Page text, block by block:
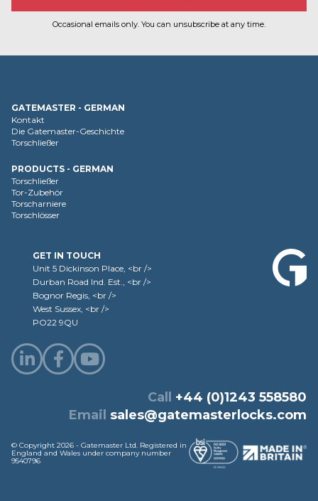
Occasional emails only. You can unsubscribe at any time.
GATEMASTER - GERMAN
Kontakt
Die Gatemaster-Geschichte
Torschließer
PRODUCTS - GERMAN
Torschließer
Tor-Zubehör
Torscharniere
Torschlösser
GET IN TOUCH
Unit 5 Dickinson Place, <br />
Durban Road Ind. Est., <br />
Bognor Regis, <br />
West Sussex, <br />
PO22 9QU
Call +44 (0)1243 558580
Email sales@gatemasterlocks.com
© Copyright 2026 - Gatemaster Ltd. Registered in
England and Wales under company number
9540796